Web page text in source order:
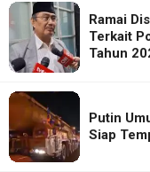
Ramai
Terkait
Tahun
Putin
Siap